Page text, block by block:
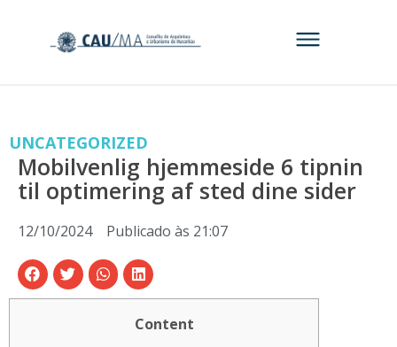
UNCATEGORIZED
Mobilvenlig hjemmeside 6 tipnin
til optimering af sted dine sider
12/10/2024 Publicado às 21:07
Content